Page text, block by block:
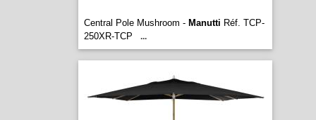
Central Pole Mushroom - Manutti Réf. TCP-
250XR-TCP
...